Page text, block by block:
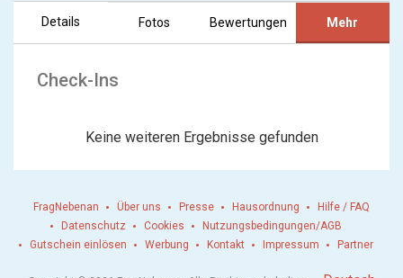
Details Fotos Bewertungen Mehr
Check-Ins
Keine weiteren Ergebnisse gefunden
FragNebenan Über uns Presse Hausordnung
Hilfe / FAQ
Datenschutz
Cookies
Nutzungsbedingungen/AGB
Gutschein einlösen
Werbung Kontakt Impressum Partner